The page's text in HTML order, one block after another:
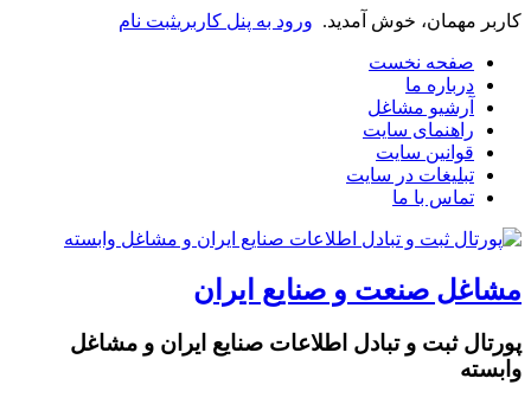
مهمان، خوش آمدید. ورود به پنل کاربری ثبت نام
نخست
ما
مشاغل
سایت
سایت
در سایت
با ما
صنعت و صنایع ایران
ثبت و تبادل اطلاعات صنایع ایران و مشاغل